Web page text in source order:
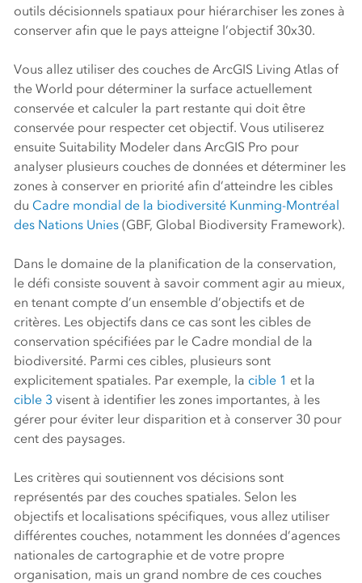
outils décisionnels spatiaux pour hiérarchiser les zones à
conserver afin que le pays atteigne l’objectif 30x30.
Vous allez utiliser des couches de ArcGIS Living Atlas of
the World pour déterminer la surface actuellement
conservée et calculer la part restante qui doit être
conservée pour respecter cet objectif. Vous utiliserez
ensuite Suitability Modelerdans ArcGIS Pro pour
analyser plusieurs couches de données et déterminer les
zones à conserver en priorité afin d’atteindre les cibles
du Cadre mondial de la biodiversité Kunming-Montréal
des Nations Unies(GBF, Global Biodiversity Framework).
Dans le domaine de la planification de la conservation,
le défi consiste souvent à savoir comment agir au mieux,
en tenant compte d’un ensemble d’objectifs et de
critères. Les objectifs dans ce cas sont les cibles de
conservation spécifiées par le Cadre mondial de la
biodiversité. Parmi ces cibles, plusieurs sont
explicitement spatiales. Par exemple, la cible 1 et la
cible 3 visent à identifier les zones importantes, à les
gérer pour éviter leur disparition et à conserver 30 pour
cent des paysages.
Les critères qui soutiennent vos décisions sont
représentés par des couches spatiales. Selon les
objectifs et localisations spécifiques, vous allez utiliser
différentes couches, notamment les données d’agences
nationales de cartographie et de votre propre
organisation, mais un grand nombre de ces couches